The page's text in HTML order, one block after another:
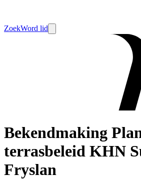
ZoekWord lid
Bekendmaking
terrasbeleid KHN
Fryslan